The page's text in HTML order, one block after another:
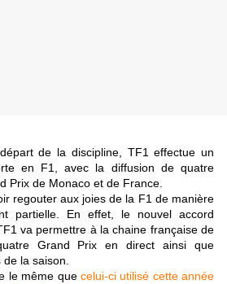
de la discipline, TF1 effectue un
en F1, avec la diffusion de quatre
Prix de Monaco et de France.
regouter aux joies de la F1 de manière
partielle. En effet, le nouvel accord
va permettre à la chaine française de
Grand Prix en direct ainsi que
la saison.
le même que celui-ci utilisé cette année